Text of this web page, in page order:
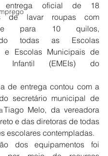
entrega oficial de 18
de lavar roupas com
para 10 quilos,
todas as Escolas
e Escolas Municipais de
Infantil (EMEIs) do
de entrega contou com a
secretário municipal de
Tiago Melo, da vereadora
e das diretoras de todas
escolares contempladas.
dos equipamentos foi